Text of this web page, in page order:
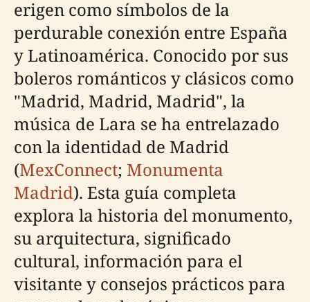
erigen como símbolos de la
perdurable conexión entre España
y Latinoamérica. Conocido por sus
boleros románticos y clásicos como
"Madrid, Madrid, Madrid", la
música de Lara se ha entrelazado
con la identidad de Madrid
(MexConnect; Monumenta
Madrid). Esta guía completa
explora la historia del monumento,
su arquitectura, significado
cultural, información para el
visitante y consejos prácticos para